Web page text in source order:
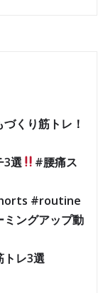
くり筋トレ！
3選
#腰痛ス
#routine
ングアップ動
トレ3選